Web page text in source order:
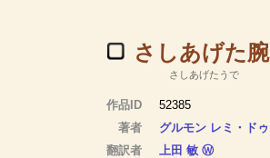
さしあげた腕
さしあげたうで
作品ID
52385
著者
グルモン レミ・ドゥ
翻訳者
上田 敏 Ⓦ